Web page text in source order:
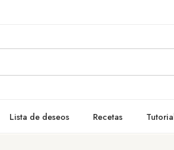
Lista de deseos Recetas